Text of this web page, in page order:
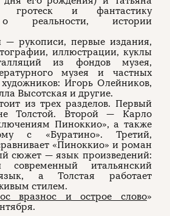
гротеск и фантастику
реальности, истории
— рукописи, первые издания,
иллюстрации, куклы
из фондов музея,
музея и частных
Игорь Олейников,
Высотская и другие.
из трех разделов. Первый
Толстой. Второй — Карло
Пиноккио», а также
с «Буратино». Третий,
«Пиноккио» и роман
сюжет — язык произведений:
современный итальянский
а Толстая работает
стилем.
вразнос и острое слово»